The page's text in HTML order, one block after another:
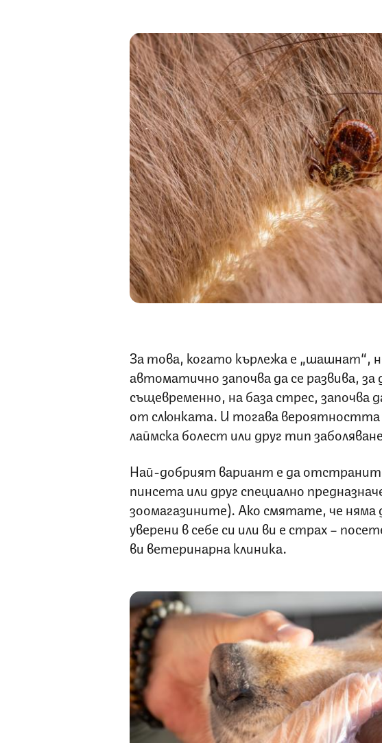
За това, когато кърлежа е „шашнат“,
автоматично започва да се развива, за
същевременно, на база стрес, започва
от слюнката. И тогава
лаймска болест или друг тип
Най-добрият вариант е да
пинсета или друг специално
зоомагазините). Ако смятате, че няма
уверени в себе си или ви е страх –
ви ветеринарна клиника.